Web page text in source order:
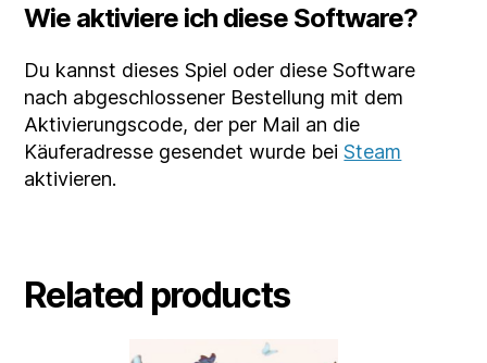
Wie aktiviere ich diese Software?
Du kannst dieses Spiel oder diese Software
nach abgeschlossener Bestellung mit dem
Aktivierungscode, der per Mail an die
Käuferadresse gesendet wurde beiSteam
aktivieren.
Related products